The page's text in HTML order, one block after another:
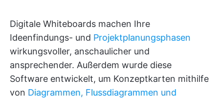
Digitale Whiteboards machen Ihre
Ideenfindungs- und Projektplanungsphasen
wirkungsvoller, anschaulicher und
ansprechender. Außerdem wurde diese
Software entwickelt, um Konzeptkarten mithilfe
von Diagrammen, Flussdiagrammen und